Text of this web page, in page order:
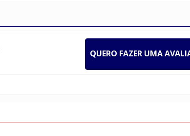
QUERO FAZER UMA